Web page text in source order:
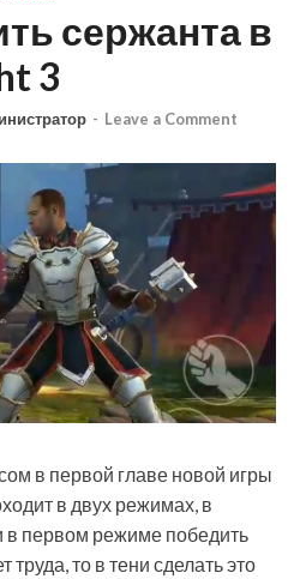
сержанта в
3
- Leave a Comment
в первой главе новой игры
в двух режимах, в
в первом режиме победить
труда, то в тени сделать это